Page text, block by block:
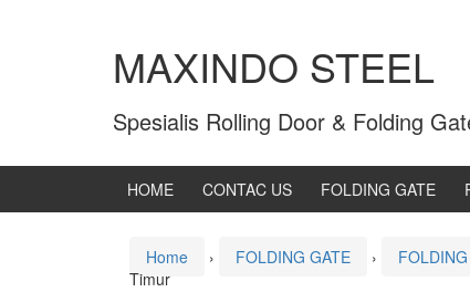
MAXINDO STEEL
Spesialis Rolling Door & Folding
HOME CONTAC US FOLDING GATE
Home › FOLDING GATE ›
Timur